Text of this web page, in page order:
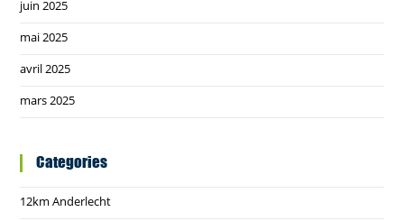
juin 2025
mai 2025
avril 2025
mars 2025
Categories
12km Anderlecht